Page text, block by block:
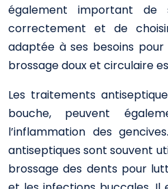
également important
correctement et de
adaptée à ses besoins
brossage doux et circulaire
Les traitements
bouche, peuvent
l’inflammation des
antiseptiques sont souvent
brossage des dents pour